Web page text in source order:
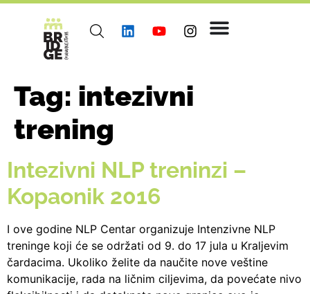
Tag: intezivni
trening
Intezivni NLP treninzi –
Kopaonik 2016
I ove godine NLP Centar organizuje Intenzivne NLP
treninge koji će se održati od 9. do 17 jula u Kraljevim
čardacima. Ukoliko želite da naučite nove veštine
komunikacije, rada na ličnim ciljevima, da povećate nivo